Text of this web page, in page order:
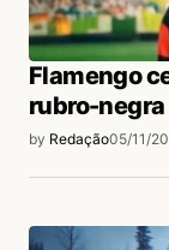
Flamengo
rubro-negra
by Redação05/11/